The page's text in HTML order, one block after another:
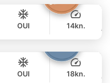
฿ 61,200
JOURNÉE
฿ 78,900
OUI 14kn.
OUI 18kn.